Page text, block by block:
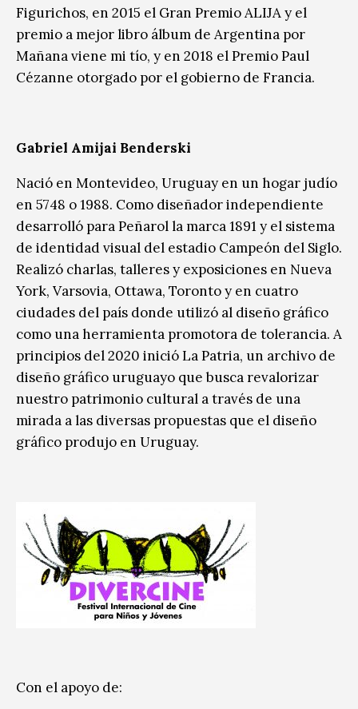
Figurichos, en 2015 el Gran Premio ALIJA y el
premio a mejor libro álbum de Argentina por
Mañana viene mi tío, y en 2018 el Premio Paul
Cézanne otorgado por el gobierno de Francia.
Gabriel Amijai Benderski
Nació en Montevideo, Uruguay en un hogar judío
en 5748 o 1988. Como diseñador independiente
desarrolló para Peñarol la marca 1891 y el sistema
de identidad visual del estadio Campeón del Siglo.
Realizó charlas, talleres y exposiciones en Nueva
York, Varsovia, Ottawa, Toronto y en cuatro
ciudades del país donde utilizó al diseño gráfico
como una herramienta promotora de tolerancia. A
principios del 2020 inició La Patria, un archivo de
diseño gráfico uruguayo que busca revalorizar
nuestro patrimonio cultural a través de una
mirada a las diversas propuestas que el diseño
gráfico produjo en Uruguay.
Con el apoyo de: